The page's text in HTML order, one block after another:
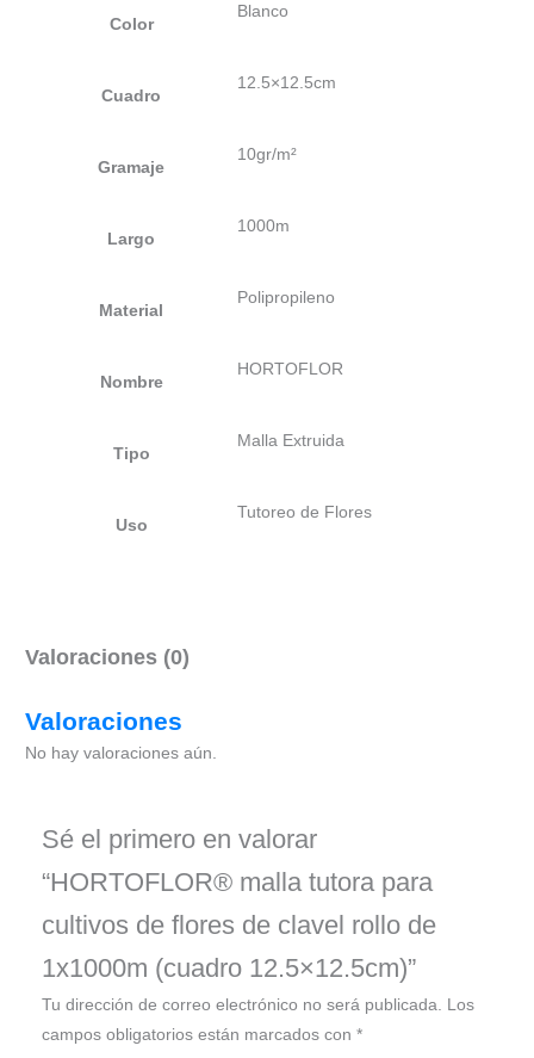
Color
Blanco
Cuadro
12.5×12.5cm
Gramaje
10gr/m²
Largo
1000m
Material
Polipropileno
Nombre
HORTOFLOR
Tipo
Malla Extruida
Uso
Tutoreo de Flores
Valoraciones (0)
Valoraciones
No hay valoraciones aún.
Sé el primero en valorar
“HORTOFLOR® malla tutora para
cultivos de flores de clavel rollo de
1x1000m (cuadro 12.5×12.5cm)”
Tu dirección de correo electrónico no será publicada.
Los
campos obligatorios están marcados con *